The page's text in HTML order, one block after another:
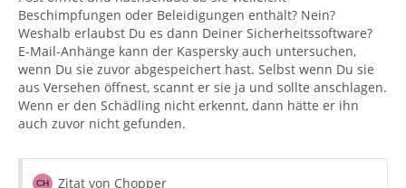
Beschimpfungen oder Beleidigungen enthält? Nein?
Weshalb erlaubst Du es dann Deiner Sicherheitssoftware?
E-Mail-Anhänge kann der Kaspersky auch untersuchen,
wenn Du sie zuvor abgespeichert hast. Selbst wenn Du sie
aus Versehen öffnest, scannt er sie ja und sollte anschlagen.
Wenn er den Schädling nicht erkennt, dann hätte er ihn
auch zuvor nicht gefunden.
Zitat von Chopper